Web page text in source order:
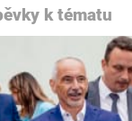
k tématu